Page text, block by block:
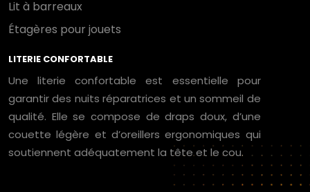
Lit à barreaux
Étagères pour jouets
LITERIE CONFORTABLE
Une literie confortable est essentielle pour
garantir des nuits réparatrices et un sommeil de
qualité. Elle se compose de draps doux, d’une
couette légère et d’oreillers ergonomiques qui
soutiennent adéquatement la tête et le cou.